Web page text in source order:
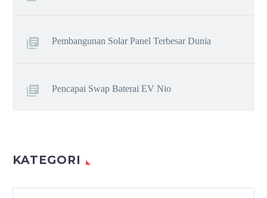
Pembangunan Solar Panel Terbesar Dunia
Pencapai Swap Baterai EV Nio
KATEGORI